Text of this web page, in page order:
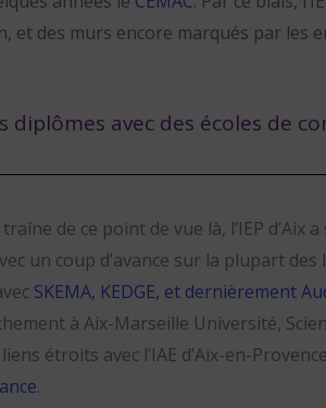
et des murs encore marqués par les
diplômes avec des écoles de
de ce point de vue là, l’IEP
un coup d’avance sur la plupart des
SKEMA, KEDGE, et dernièrement
à Aix-Marseille Université,
étroits avec l’IAE d’Aix-en-
.